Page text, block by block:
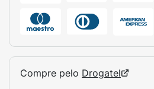
Compre pelo Drogatel